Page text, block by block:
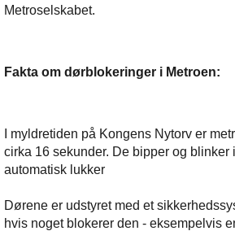
Metroselskabet.
Fakta om dørblokeringer i Metroen:
I myldretiden på Kongens Nytorv er
cirka 16 sekunder. De bipper og blinker
automatisk lukker
Dørene er udstyret med et
hvis noget blokerer den - eksempelvis